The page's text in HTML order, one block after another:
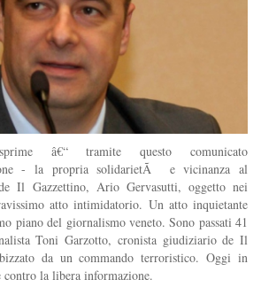
â€“ tramite questo comunicato
- la propria solidarietÃ e vicinanza al
Il Gazzettino, Ario Gervasutti, oggetto nei
atto intimidatorio. Un atto inquietante
piano del giornalismo veneto. Sono passati 41
Toni Garzotto, cronista giudiziario de Il
da un commando terroristico. Oggi in
contro la libera informazione.